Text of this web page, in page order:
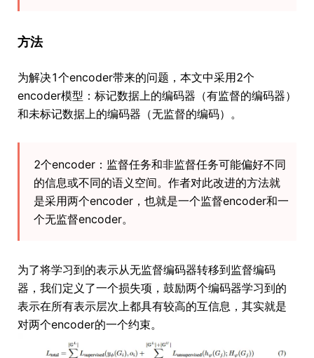
方法
为解决1个encoder带来的问题，本文中采用2个
encoder模型：标记数据上的编码器（有监督的编码器）
和未标记数据上的编码器（无监督的编码）。
2个encoder：监督任务和非监督任务可能偏好不同
的信息或不同的语义空间。作者对此改进的方法就
是采用两个encoder，也就是一个监督encoder和一
个无监督encoder。
为了将学习到的表示从无监督编码器转移到监督编码
器，我们定义了一个损失项，鼓励两个编码器学习到的
表示在所有表示层次上都具有较高的互信息，其实就是
对两个encoder的一个约束。